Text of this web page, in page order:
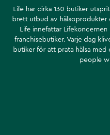
Life har cirka 130 butiker
brett utbud av hälsoprodukter
Life innefattar
franchisebutiker. Varje dag
butiker för att prata hälsa
people